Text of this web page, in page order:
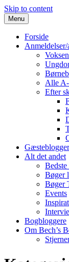
Skip to content
Menu
Forside
Alle
Efter
Alt det andet
Bøger
Events
Bogbloggere
Om Bech’s